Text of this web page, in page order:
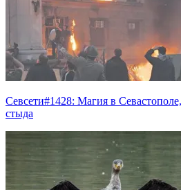
Севсети#1428: Магия в
стыда